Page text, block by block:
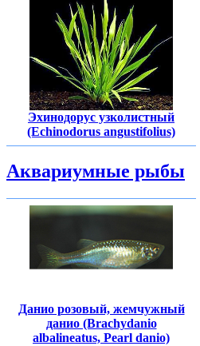
Эхинодорус узколистный
(Echinodorus angustifolius)
Аквариумные рыбы
Данио розовый, жемчужный
данио (Brachydanio
albalineatus, Pearl danio)